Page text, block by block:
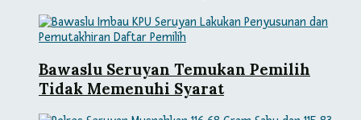
Bawaslu Seruyan Temukan Pemilih
Tidak Memenuhi Syarat